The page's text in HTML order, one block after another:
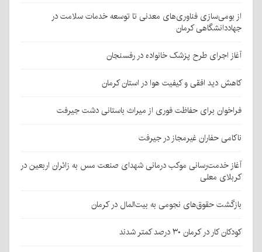
از بومی‌سازی فناوری‌های معدنی تا توسعه خدمات سلامت در
جهاددانشگاهی کرمان
آغاز اجرای طرح پزشک خانواده در رفسنجان
کاهش دید افقی و کیفیت هوا در استان کرمان
فراخوان برای حفاظت فوری از میراث باستانی دشت جیرفت
ناکامی حفاران غیرمجاز در جیرفت
آغاز خدمت‌رسانی موکب درمانی شهدای صنعت مس به زائران اربعین در
کربلای معلی
بازگشت حقوق‌های نجومی به بیت‌المال در کرمان
کودکان کار در کرمان ۳۰ درصد کمتر شدند